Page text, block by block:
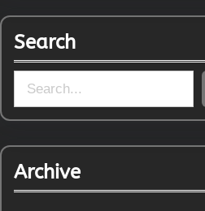
Search
e
c
Archive